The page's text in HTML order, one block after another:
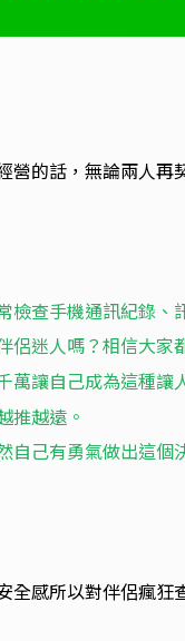
營的話，無論兩人
檢查手機通訊紀錄
侶迷人嗎？相信大
萬讓自己成為這種
推越遠。
自己有勇氣做出這
全感所以對伴侶瘋